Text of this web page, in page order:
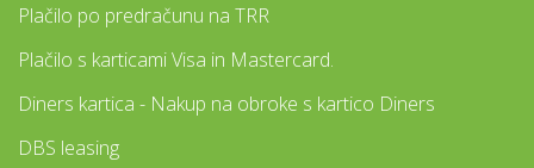
Plačilo po predračunu na TRR
Plačilo s karticami Visa in Mastercard.
Diners kartica - Nakup na obroke s kartico Diners
DBS leasing